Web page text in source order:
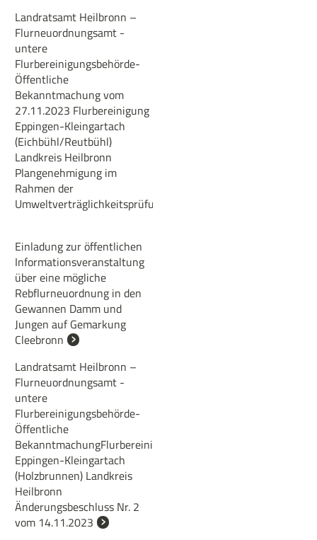
Landratsamt Heilbronn –
Flurneuordnungsamt -
untere
Flurbereinigungsbehörde-
Öffentliche
Bekanntmachung vom
27.11.2023 Flurbereinigung
Eppingen-Kleingartach
(Eichbühl/Reutbühl)
Landkreis Heilbronn
Plangenehmigung im
Rahmen der
Umweltverträglichkeitsprüfung
Einladung zur öffentlichen
Informationsveranstaltung
über eine mögliche
Rebflurneuordnung in den
Gewannen Damm und
Jungen auf Gemarkung
Cleebronn
Landratsamt Heilbronn –
Flurneuordnungsamt -
untere
Flurbereinigungsbehörde-
Öffentliche
BekanntmachungFlurbereinigung
Eppingen-Kleingartach
(Holzbrunnen) Landkreis
Heilbronn
Änderungsbeschluss Nr. 2
vom 14.11.2023